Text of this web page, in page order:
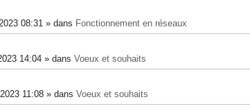
08:31 » dans Fonctionnement en réseaux
14:04 » dans Voeux et souhaits
11:08 » dans Voeux et souhaits